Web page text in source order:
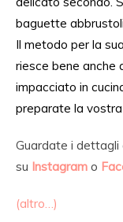
baguette
Il metodo per la
riesce bene anche
impacciato in
preparate la
Guardate i
su Instagram o
(altro…)